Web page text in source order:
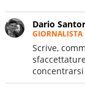
Dario
GIORNALISTA
Scrive,